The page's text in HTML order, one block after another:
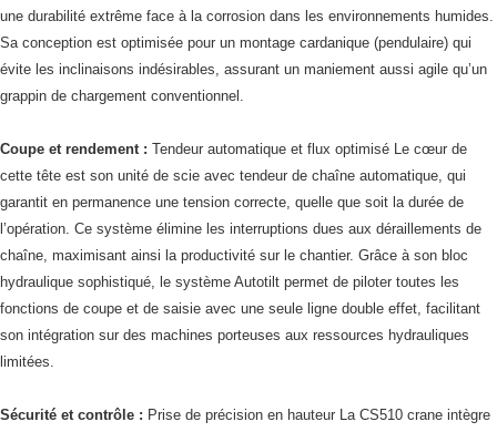
une durabilité extrême face à la corrosion dans les environnements humides.
Sa conception est optimisée pour un montage cardanique (pendulaire) qui
évite les inclinaisons indésirables, assurant un maniement aussi agile qu’un
grappin de chargement conventionnel.
Coupe et rendement : Tendeur automatique et flux optimisé Le cœur de
cette tête est son unité de scie avec tendeur de chaîne automatique, qui
garantit en permanence une tension correcte, quelle que soit la durée de
l’opération. Ce système élimine les interruptions dues aux déraillements de
chaîne, maximisant ainsi la productivité sur le chantier. Grâce à son bloc
hydraulique sophistiqué, le système Autotilt permet de piloter toutes les
fonctions de coupe et de saisie avec une seule ligne double effet, facilitant
son intégration sur des machines porteuses aux ressources hydrauliques
limitées.
Sécurité et contrôle : Prise de précision en hauteur La CS510 crane intègre